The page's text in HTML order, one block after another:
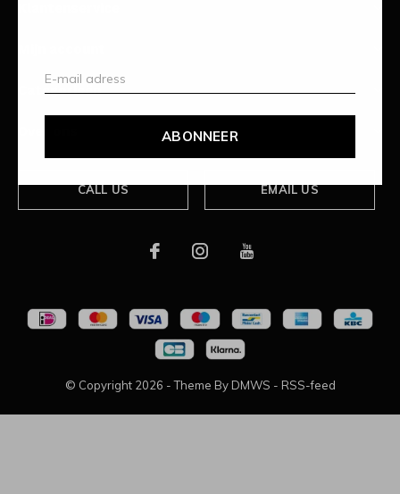
ABONNEER
Categorieën
CALL US EMAIL US
© Copyright 2026 - Theme By DMWS - RSS-feed